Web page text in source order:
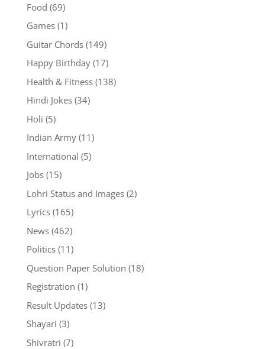
Food (69)
Games(1)
Guitar Chords(149)
Happy Birthday(17)
Health & Fitness(138)
Hindi Jokes(34)
Holi (5)
Indian Army(11)
International (5)
Jobs(15)
Lohri Status and Images(2)
Lyrics(165)
News(462)
Politics(11)
Question Paper Solution (18)
Registration (1)
Result Updates(13)
Shayari (3)
Shivratri (7)